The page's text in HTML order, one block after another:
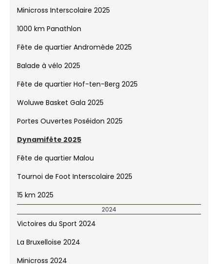
Minicross Interscolaire 2025
1000 km Panathlon
Fête de quartier Andromède 2025
Balade à vélo 2025
Fête de quartier Hof-ten-Berg 2025
Woluwe Basket Gala 2025
Portes Ouvertes Poséidon 2025
Dynamifête 2025
Fête de quartier Malou
Tournoi de Foot Interscolaire 2025
15 km 2025
2024
Victoires du Sport 2024
La Bruxelloise 2024
Minicross 2024